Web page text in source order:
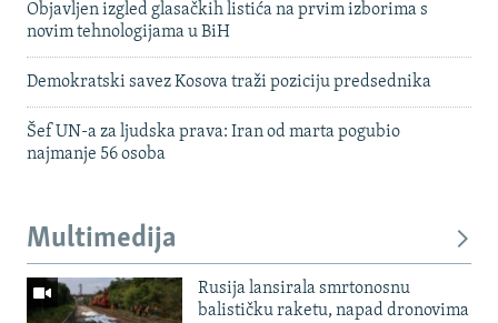
Objavljen izgled glasačkih listića na prvim izborima s
novim tehnologijama u BiH
Demokratski savez Kosova traži poziciju predsednika
Šef UN-a za ljudska prava: Iran od marta pogubio
najmanje 56 osoba
Multimedija
Rusija lansirala smrtonosnu
balističku raketu, napad dronovima